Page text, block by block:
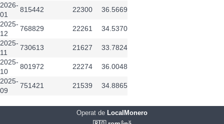
2026-
01
815442 22300
36.5669
2025-
12
768829 22261
34.5370
2025-
11
730613 21627
33.7824
2025-
10
801972 22274
36.0048
2025-
09
751421 21539 34.8865
Operat de LocalMonero